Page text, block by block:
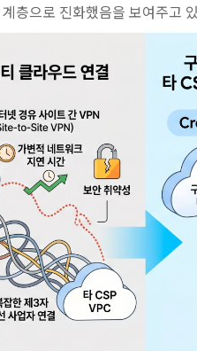
층으로 진화했음을 보여주고